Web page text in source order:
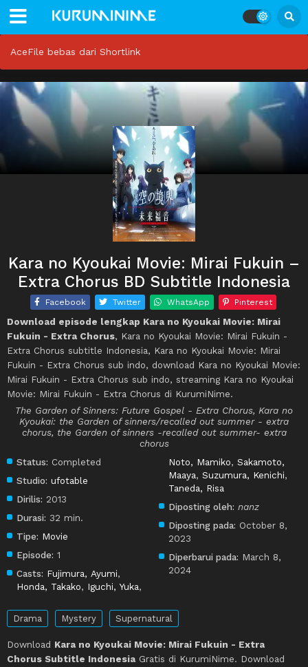
AceFile bebas dari Shortlink
Kara no Kyoukai Movie: Mirai Fukuin –
Extra Chorus BD Subtitle Indonesia
Facebook Twitter WhatsApp Pinterest
Download episode lengkap Kara no Kyoukai Movie: Mirai
Fukuin - Extra Chorus, Kara no Kyoukai Movie: Mirai Fukuin -
Extra Chorus subtitle Indonesia, Kara no Kyoukai Movie: Mirai
Fukuin - Extra Chorus sub indo, download Kara no Kyoukai Movie:
Mirai Fukuin - Extra Chorus sub indo, streaming Kara no Kyoukai
Movie: Mirai Fukuin - Extra Chorus di KurumiNime.
The Garden of Sinners: Future Gospel - Extra Chorus, Kara no
Kyoukai: the Garden of sinners/recalled out summer - extra
chorus, the Garden of sinners -recalled out summer- extra
chorus
Status: Completed
Studio: ufotable
Dirilis: 2013
Durasi: 32 min.
Tipe: Movie
Episode: 1
Casts: Fujimura, Ayumi,
Honda, Takako, Iguchi, Yuka,
Noto, Mamiko,Sakamoto,
Maaya,Suzumura, Kenichi,
Taneda, Risa
Diposting oleh: nanz
Diposting pada: October 8,
2023
Diperbarui pada: March 8,
2024
Drama Mystery Supernatural
Download Kara no Kyoukai Movie: Mirai Fukuin - Extra
Chorus Subtitle Indonesia Gratis di KurumiNime. Download